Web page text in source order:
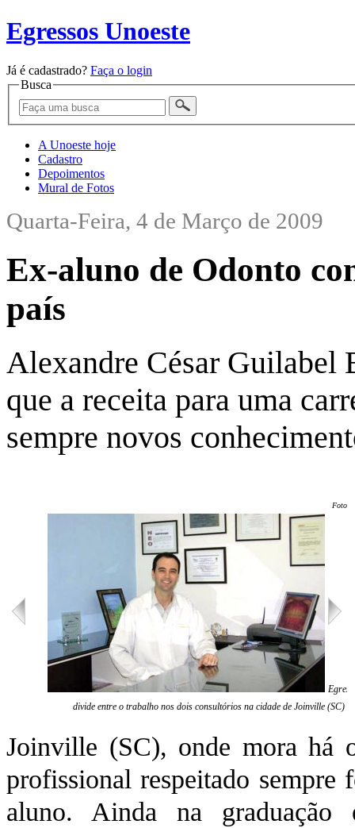
Egressos Unoeste
Já é cadastrado? Faça o login
Busca
A Unoeste hoje
Cadastro
Depoimentos
Mural de Fotos
Quarta-Feira, 4 de Março de 2009
Ex-aluno de Odonto
país
Alexandre César Guilabel
que a receita para uma
sempre novos
Foto:
divide entre o trabalho nos dois consultórios na cidade de Joinville (SC)
Joinville (SC), onde mora há
profissional respeitado
aluno. Ainda na